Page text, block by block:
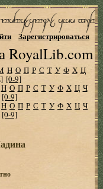
RoyalLib.com
Зарегистрироваться
Н О П Р С Т У Ф Х Ц
[0-9]
Н О П Р С Т У Ф Х Ц Ч
[0-9]
Н О П Р С Т У Ф Х Ц Ч
[0-9]